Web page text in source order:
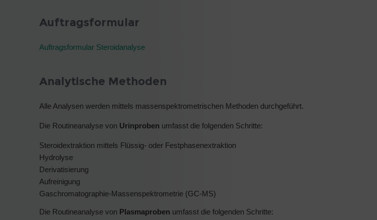
Auftragsformular
Auftragsformular Steroidanalyse
Analytische Methoden
Alle Analysen werden mittels massenspektrometrischen Methoden durchgeführt.
Die Routineanalyse von Urinproben umfasst die folgenden Schritte:
Steroidextraktion mittels Flüssig- oder Festphasenextraktion
Hydrolyse
Derivatisierung
Aufreinigung
Gaschromatographie-Massenspektrometrie (GC-MS)
Die Routineanalyse von Plasmaproben umfasst die folgenden Schritte: